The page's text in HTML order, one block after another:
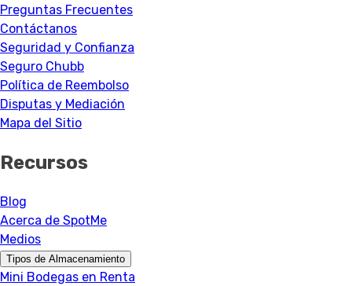
Preguntas Frecuentes
Contáctanos
Seguridad y Confianza
Seguro Chubb
Política de Reembolso
Disputas y Mediación
Mapa del Sitio
Recursos
Blog
Acerca de SpotMe
Medios
Tipos de Almacenamiento
Mini Bodegas en Renta